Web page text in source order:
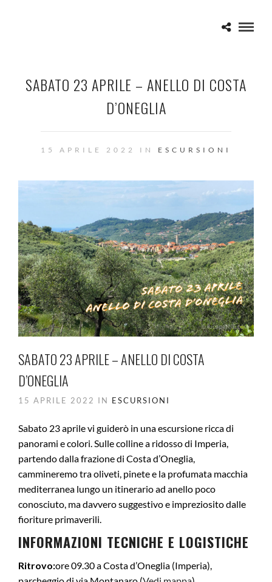
SABATO 23 APRILE – ANELLO DI COSTA
D’ONEGLIA
15 APRILE 2022 IN ESCURSIONI
SABATO 23 APRILE – ANELLO DI COSTA
D’ONEGLIA
15 APRILE 2022 IN ESCURSIONI
Sabato 23 aprile vi guiderò in una escursione ricca di
panorami e colori. Sulle colline a ridosso di Imperia,
partendo dalla frazione di Costa d’Oneglia,
cammineremo tra oliveti, pinete e la profumata macchia
mediterranea lungo un itinerario ad anello poco
conosciuto, ma davvero suggestivo e impreziosito dalle
fioriture primaverili.
INFORMAZIONI TECNICHE E LOGISTICHE
Ritrovo:ore 09.30 a Costa d’Oneglia (Imperia),